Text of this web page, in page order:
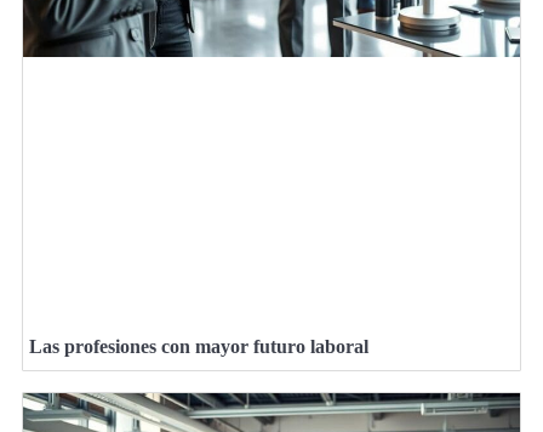
Las profesiones con mayor futuro laboral